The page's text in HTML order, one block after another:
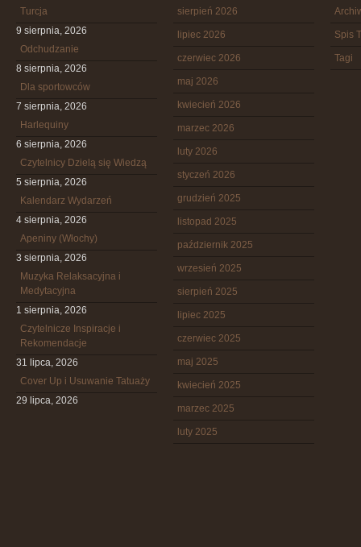
Turcja
9 sierpnia, 2026
Odchudzanie
8 sierpnia, 2026
Dla sportowców
7 sierpnia, 2026
Harlequiny
6 sierpnia, 2026
Czytelnicy Dzielą się Wiedzą
5 sierpnia, 2026
Kalendarz Wydarzeń
4 sierpnia, 2026
Apeniny (Włochy)
3 sierpnia, 2026
Muzyka Relaksacyjna i
Medytacyjna
1 sierpnia, 2026
Czytelnicze Inspiracje i
Rekomendacje
31 lipca, 2026
Cover Up i Usuwanie Tatuaży
29 lipca, 2026
sierpień 2026
lipiec 2026
czerwiec 2026
maj 2026
kwiecień 2026
marzec 2026
luty 2026
styczeń 2026
grudzień 2025
listopad 2025
październik 2025
wrzesień 2025
sierpień 2025
lipiec 2025
czerwiec 2025
maj 2025
kwiecień 2025
marzec 2025
luty 2025
Spis
Tagi